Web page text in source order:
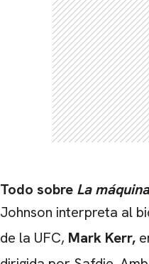
Todo sobre La máquina
Johnson interpreta al
de la UFC, Mark Kerr,